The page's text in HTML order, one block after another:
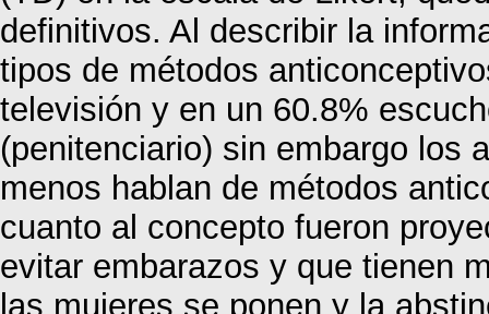
definitivos. Al describir la
tipos de métodos
televisión y en un 60.8%
(penitenciario) sin embargo los
menos hablan de métodos
cuanto al concepto fueron
evitar embarazos y que tienen
las mujeres se ponen y la